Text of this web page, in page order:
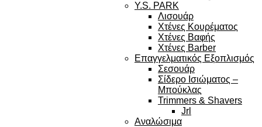
Y.S. PARK
Λισουάρ
Χτένες Κουρέματος
Χτένες Βαφής
Χτένες Barber
Επαγγελματικός Εξοπλισμός
Σεσουάρ
Σίδερο Ισιώματος –
Μπούκλας
Trimmers & Shavers
Jrl
Αναλώσιμα